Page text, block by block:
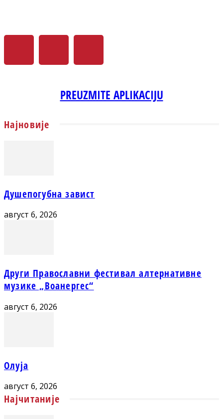
PREUZMITE APLIKACIJU
Најновије
Душепогубна завист
август 6, 2026
Други Православни фестивал алтернативне
музике „Воанергес“
август 6, 2026
Олуја
август 6, 2026
Најчитаније